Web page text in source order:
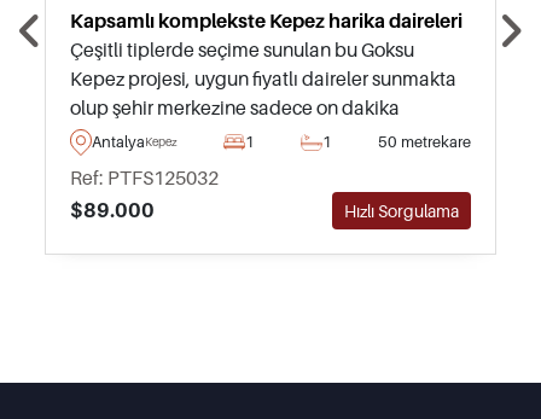
Kapsamlı komplekste Kepez harika daireleri
Çeşitli tiplerde seçime sunulan bu Goksu
Kepez projesi, uygun fiyatlı daireler sunmakta
olup şehir merkezine sadece on dakika
mesafededir – daha fazla bilgi almak için yerel
danışmanlarımızla iletişime geçin.
AntalyaKepez 1 1 50 metrekare
Ref: PTFS125032
$89.000
Hızlı Sorgulama